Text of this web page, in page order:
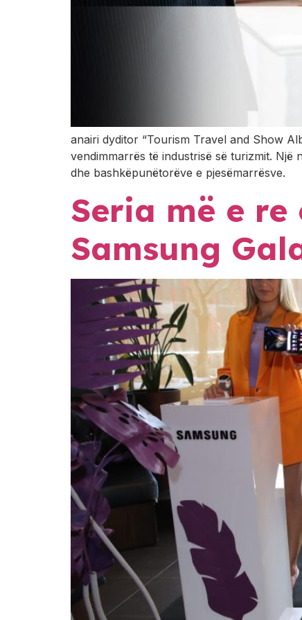
anairi dyditor “Tourism Travel and Show
vendimmarrës të industrisë së turizmit.
dhe bashkëpunëtorëve e pjesëmarrësve.
Seria më e re
Samsung